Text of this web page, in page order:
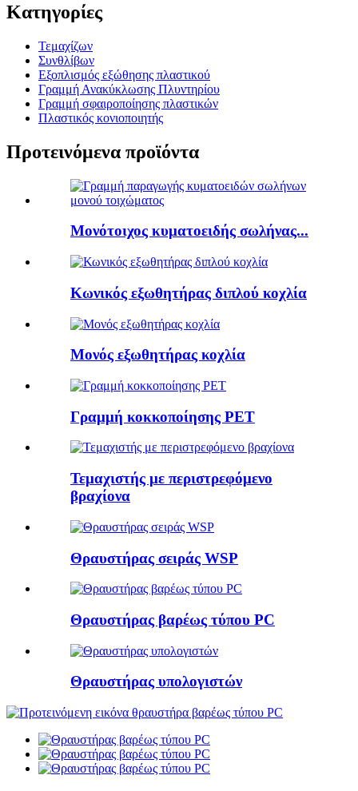
Κατηγορίες
Τεμαχίζων
Συνθλίβων
Εξοπλισμός εξώθησης πλαστικού
Γραμμή Ανακύκλωσης Πλυντηρίου
Γραμμή σφαιροποίησης πλαστικών
Πλαστικός κονιοποιητής
Προτεινόμενα προϊόντα
Μονότοιχος κυματοειδής σωλήνας...
Κωνικός εξωθητήρας διπλού κοχλία
Μονός εξωθητήρας κοχλία
Γραμμή κοκκοποίησης PET
Τεμαχιστής με περιστρεφόμενο
βραχίονα
Θραυστήρας σειράς WSP
Θραυστήρας βαρέως τύπου PC
Θραυστήρας υπολογιστών